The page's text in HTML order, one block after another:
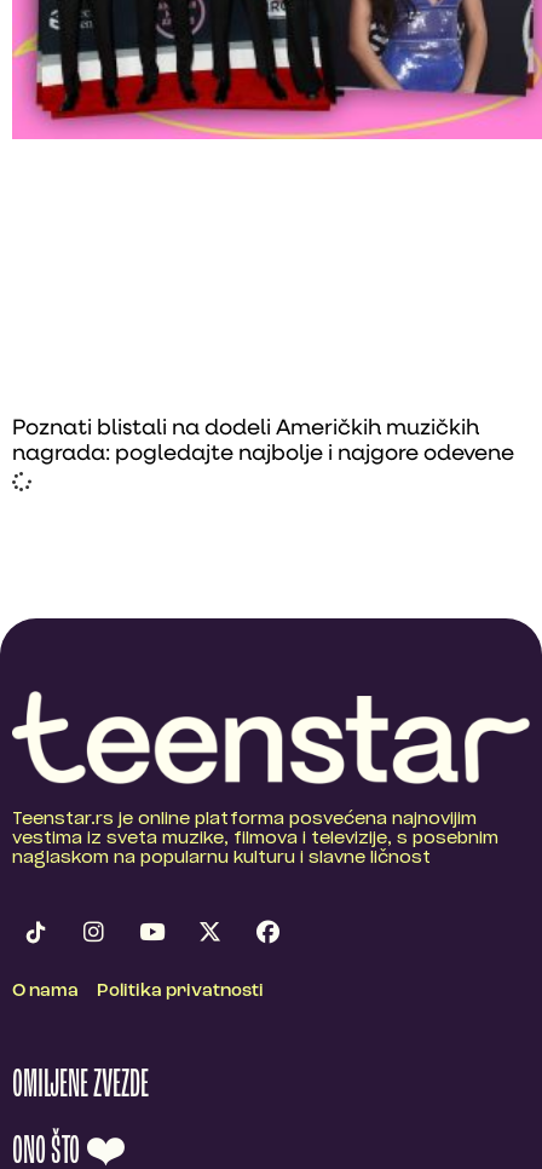
Poznati blistali na dodeli Američkih muzičkih
nagrada: pogledajte najbolje i najgore odevene
Teenstar.rs je online platforma posvećena najnovijim
vestima iz sveta muzike, filmova i televizije, s posebnim
naglaskom na popularnu kulturu i slavne ličnost
O nama Politika privatnosti
OMILJENE ZVEZDE
ONO ŠTO ❤️